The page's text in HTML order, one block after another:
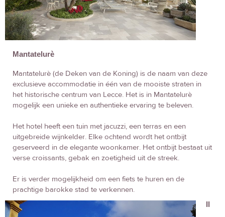
Mantatelurè
Mantatelurè (de Deken van de Koning) is de naam van deze
exclusieve accommodatie in één van de mooiste straten in
het historische centrum van Lecce. Het is in Mantatelurè
mogelijk een unieke en authentieke ervaring te beleven.
Het hotel heeft een tuin met jacuzzi, een terras en een
uitgebreide wijnkelder. Elke ochtend wordt het ontbijt
geserveerd in de elegante woonkamer. Het ontbijt bestaat uit
verse croissants, gebak en zoetigheid uit de streek.
Er is verder mogelijkheid om een fiets te huren en de
prachtige barokke stad te verkennen.
Il